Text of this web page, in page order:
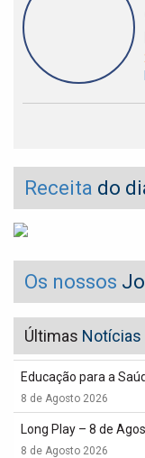
Receita do
Os nossos
Últimas Notícias
Educação para a
8 de Agosto 2026
Long Play – 8 de
8 de Agosto 2026